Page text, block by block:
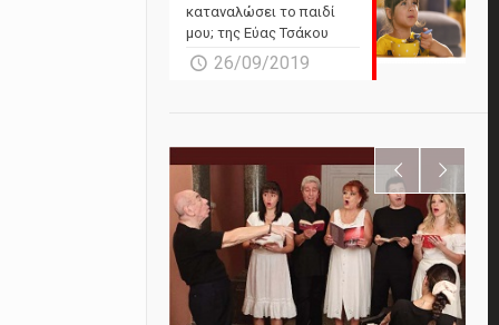
καταναλώσει το παιδί
μου; της Εύας Τσάκου
26/09/2019